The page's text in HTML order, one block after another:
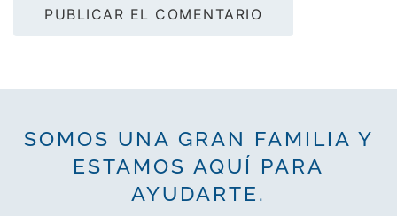
PUBLICAR EL COMENTARIO
SOMOS UNA GRAN FAMILIA Y
ESTAMOS AQUÍ PARA
AYUDARTE.